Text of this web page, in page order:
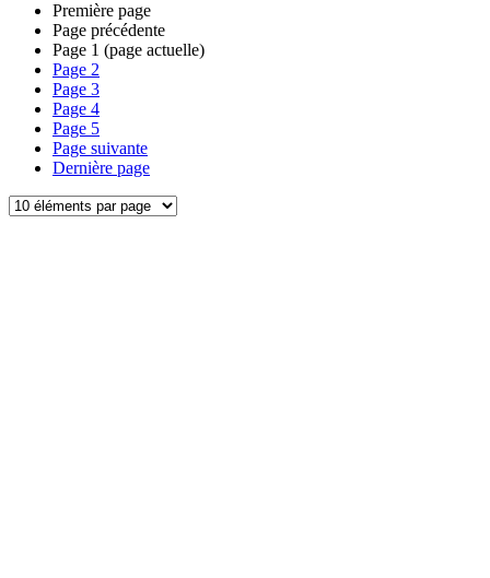
Première page
Page précédente
Page 1 (page actuelle)
Page 2
Page 3
Page 4
Page 5
Page suivante
Dernière page